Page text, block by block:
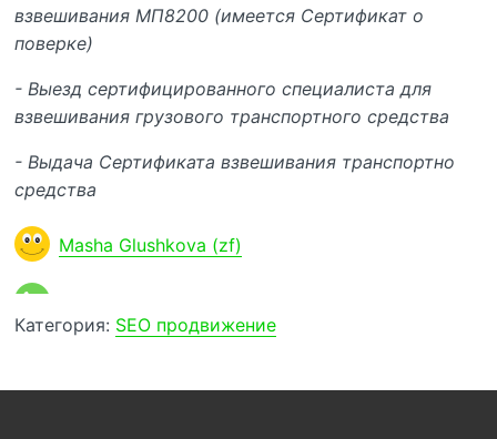
взвешивания МП8200 (имеется Сертификат о
поверке)
- Выезд сертифицированного специалиста для
взвешивания грузового транспортного средства
- Выдача Сертификата взвешивания транспортно
средства
Masha Glushkova (zf)
Категория: SEO продвижение